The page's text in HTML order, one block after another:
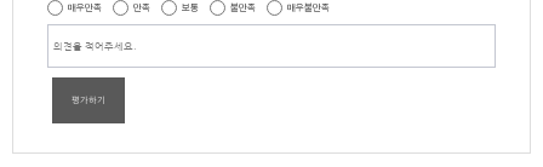
매우만족 만족 보통 불만족 매우불만족
평가하기